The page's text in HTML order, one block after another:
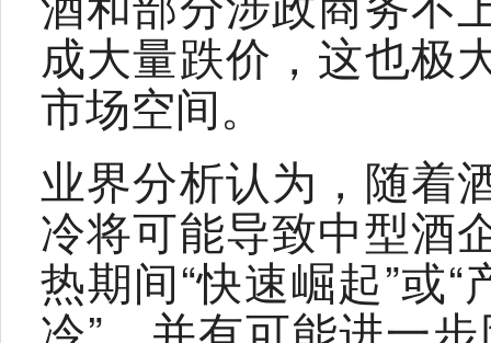
成大量跌价，这也极
市场空间。
业界分析认为，随着
冷将可能导致中型酒
热期间“快速崛起”或